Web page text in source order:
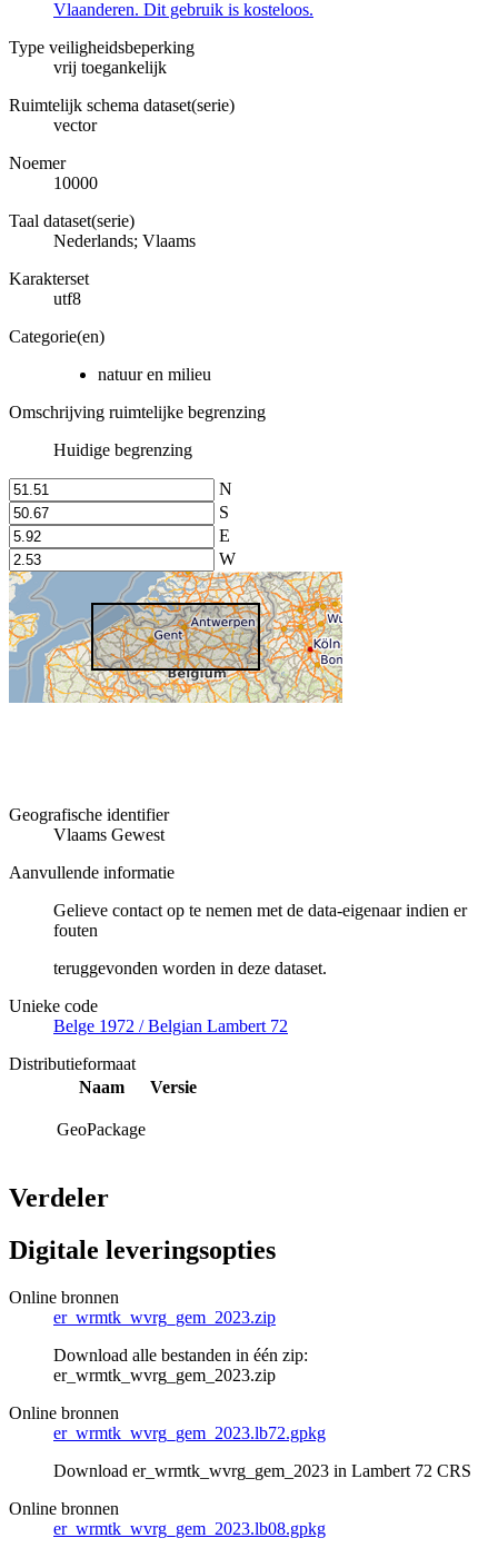
Vlaanderen. Dit gebruik is kosteloos.
Type veiligheidsbeperking
vrij toegankelijk
Ruimtelijk schema dataset(serie)
vector
Noemer
10000
Taal dataset(serie)
Nederlands; Vlaams
Karakterset
utf8
Categorie(en)
natuur en milieu
Omschrijving ruimtelijke begrenzing
Huidige begrenzing
N
S
E
W
Geografische identifier
Vlaams Gewest
Aanvullende informatie
Gelieve contact op te nemen met de data-eigenaar indien er
fouten
teruggevonden worden in deze dataset.
Unieke code
Belge 1972 / Belgian Lambert 72
Distributieformaat
Naam
Versie
GeoPackage
Verdeler
Digitale leveringsopties
Online bronnen
er_wrmtk_wvrg_gem_2023.zip
Download alle bestanden in één zip:
er_wrmtk_wvrg_gem_2023.zip
Online bronnen
er_wrmtk_wvrg_gem_2023.lb72.gpkg
Download er_wrmtk_wvrg_gem_2023 in Lambert 72 CRS
Online bronnen
er_wrmtk_wvrg_gem_2023.lb08.gpkg